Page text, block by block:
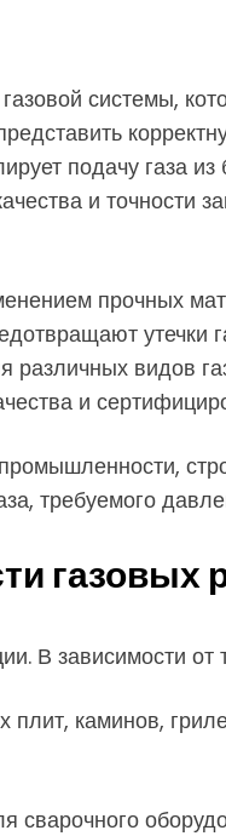
системы,
подачу газа
и точности
прочных
утечки
видов
и
требуемого
газовых
В зависимости
каминов,